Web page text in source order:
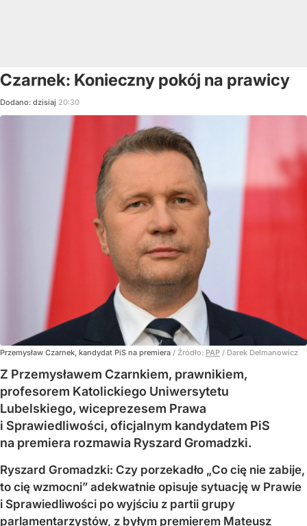
Czarnek: Konieczny pokój na prawicy
Dodano: dzisiaj 20:30
Przemysław Czarnek, kandydat PiS na premiera / Źródło: PAP / Darek Delmanowicz
Z Przemysławem Czarnkiem, prawnikiem,
profesorem Katolickiego Uniwersytetu
Lubelskiego, wiceprezesem Prawa
i Sprawiedliwości, oficjalnym kandydatem PiS
na premiera rozmawia Ryszard Gromadzki.
Ryszard Gromadzki: Czy porzekadło „Co cię nie zabije,
to cię wzmocni” adekwatnie opisuje sytuację w Prawie
i Sprawiedliwości po wyjściu z partii grupy
parlamentarzystów, z byłym premierem Mateusz